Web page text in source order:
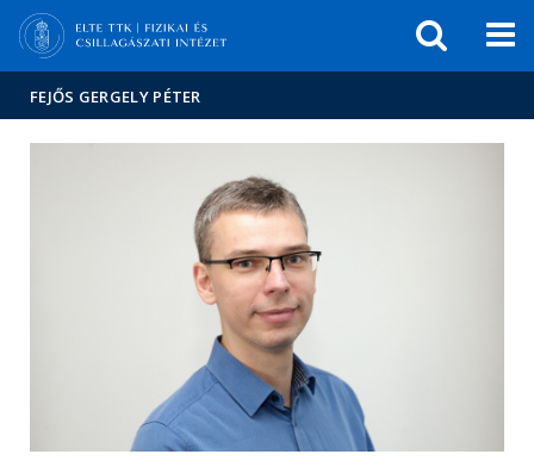
Események
sajtóban
FEJŐS GERGELY PÉTER